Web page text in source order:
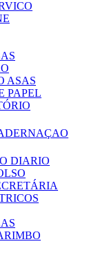
ASAS
PAPEL
DIARIO